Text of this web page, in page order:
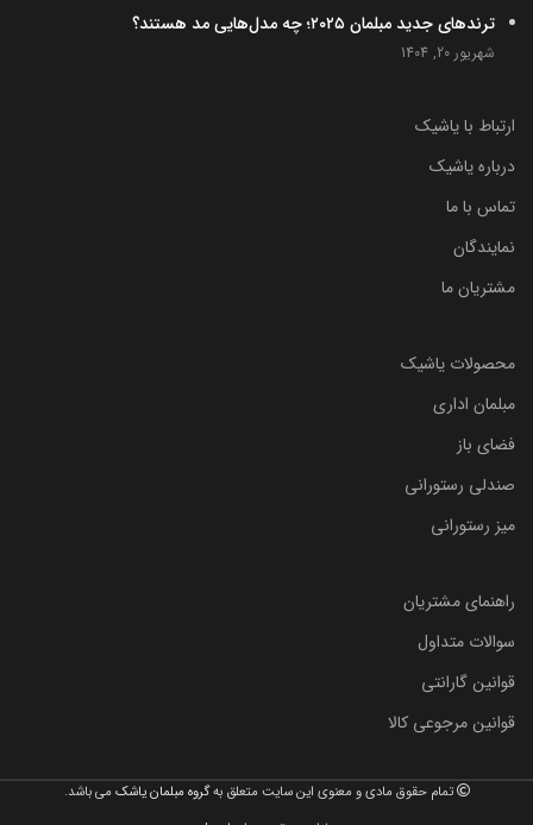
ترندهای جدید مبلمان ۲۰۲۵؛ چه مدل‌هایی مد هستند؟
شهریور 20, 1404
ارتباط با یاشیک
درباره یاشیک
تماس با ما
نمایندگان
مشتریان ما
محصولات یاشیک
مبلمان اداری
فضای باز
صندلی رستورانی
میز رستورانی
راهنمای مشتریان
سوالات متداول
قوانین گارانتی
قوانین مرجوعی کالا
تمام حقوق مادی و معنوی این سایت متعلق بهگروه مبلمان یاشک می باشد.